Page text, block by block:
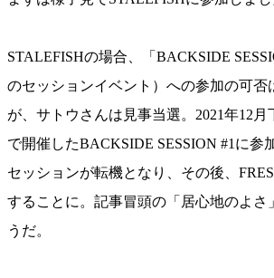
STALEFISHの場合、「BACKSIDE
のセッションイベント）への参加の可否
が、サトウさんは見事当選。2021年12
で開催したBACKSIDE SESSION #1に参
セッションが転機となり、その後、
することに。記事冒頭の「居心地のよさ
うだ。